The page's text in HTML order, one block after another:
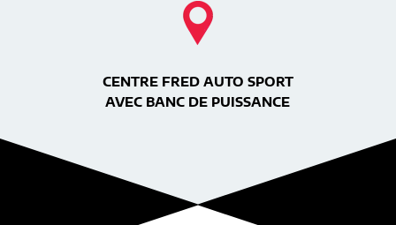
CENTRE FRED AUTO SPORT
AVEC BANC DE PUISSANCE